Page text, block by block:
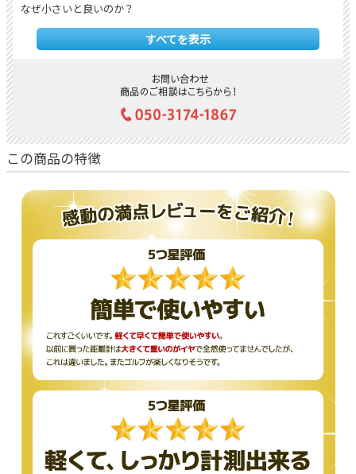
なぜ小さいと良いのか？
プレー中、何より邪魔なのは“手間と重さ”。このレンジファインダ
ーは 横9.3cm×縦4.9cm・重さわずか118g。
使うことが億劫じゃなくなる??それが最大のメリットです。
超小型でも“高性能”。むしろプロ志向。一瞬で測れる（操作性）
ピン補足も早く、打つリズムを崩さない。
視度調整リング搭載で、視力差にも対応。
「ぼやける」がないから、年齢を問わず使える。
●かるい・はやい・カッコいい（機能美）
高低差モード、充電式、測定誤差±1y、最大880y対応。
スペックは上級者仕様。それでいて女性やシニアでも片手で扱える
●この機能でこの価格？（コスパ）
シンプルに、ありえないコスパ。レンジファインダーに数万円出し
ていた時代は終わりです。
●持ちたくなる（デザイン性）
手のひらに収まり、スッと抜ける流線形。まるで“道具”というよ
こんな人に選ばれています
・ポーチやケースが邪魔で使わなくなった人
すべてを表示
この商品の特徴